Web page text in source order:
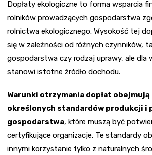
Dopłaty ekologiczne to forma wsparcia
rolników prowadzących gospodarstwa
rolnictwa ekologicznego. Wysokość tej
się w zależności od różnych czynników,
gospodarstwa czy rodzaj uprawy, ale dla
stanowi istotne źródło dochodu.
Warunki otrzymania dopłat
określonych standardów produkcji i
gospodarstwa, które muszą być
certyfikujące organizacje. Te standardy
innymi korzystanie tylko z naturalnych